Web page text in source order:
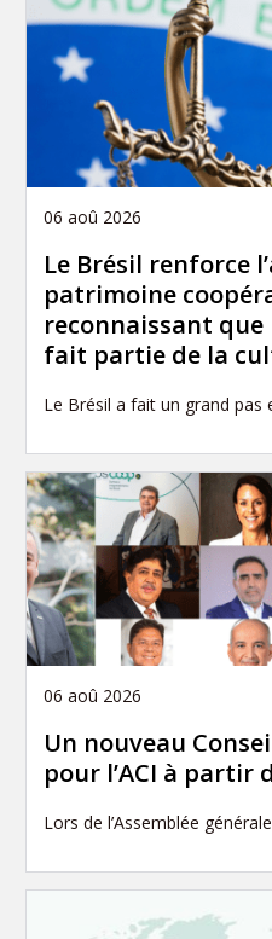
06 aoû 2026
Le Brésil renforce
patrimoine
reconnaissant
fait partie de la
Le Brésil a fait un grand pas
06 aoû 2026
Un nouveau
pour l’ACI à partir
Lors de l’Assemblée